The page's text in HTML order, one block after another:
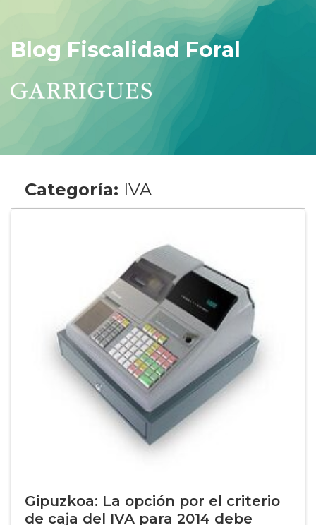
Blog Fiscalidad Foral
Categoría: IVA
Gipuzkoa: La opción por el criterio
de caja del IVA para 2014 debe